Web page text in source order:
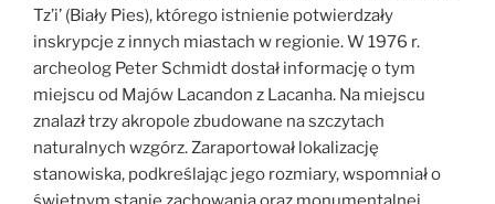
Tz’i’ (Biały Pies), którego istnienie potwierdzały
inskrypcje z innych miastach w regionie. W 1976 r.
archeolog Peter Schmidt dostał informację o tym
miejscu od Majów Lacandon z Lacanha. Na miejscu
znalazł trzy akropole zbudowane na szczytach
naturalnych wzgórz. Zaraportował lokalizację
stanowiska, podkreślając jego rozmiary, wspomniał o